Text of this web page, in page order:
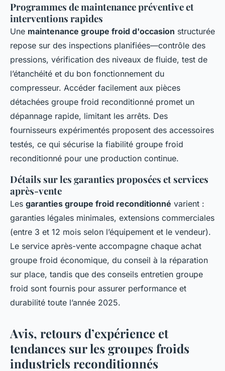
Programmes de maintenance préventive et
interventions rapides
Une maintenance groupe froid d'occasion structurée
repose sur des inspections planifiées—contrôle des
pressions, vérification des niveaux de fluide, test de
l’étanchéité et du bon fonctionnement du
compresseur. Accéder facilement aux pièces
détachées groupe froid reconditionné promet un
dépannage rapide, limitant les arrêts. Des
fournisseurs expérimentés proposent des accessoires
testés, ce qui sécurise la fiabilité groupe froid
reconditionné pour une production continue.
Détails sur les garanties proposées et services
après-vente
Les garanties groupe froid reconditionné varient :
garanties légales minimales, extensions commerciales
(entre 3 et 12 mois selon l’équipement et le vendeur).
Le service après-vente accompagne chaque achat
groupe froid économique, du conseil à la réparation
sur place, tandis que des conseils entretien groupe
froid sont fournis pour assurer performance et
durabilité toute l’année 2025.
Avis, retours d’expérience et
tendances sur les groupes froids
industriels reconditionnés